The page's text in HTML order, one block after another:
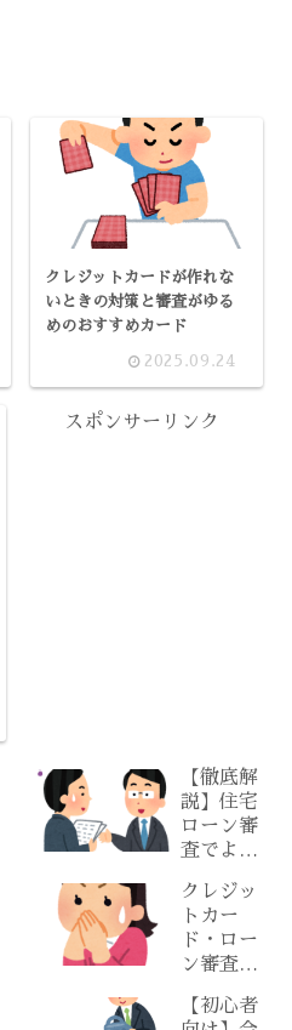
クレジットカードが作れな
いときの対策と審査がゆる
めのおすすめカード
2025.09.24
スポンサーリンク
【徹底解
説】住宅
ローン審
査でよく
30選
【2025年
最新版】
クレジッ
トカー
ド・ロー
ン審査に
どうすれ
【初心者